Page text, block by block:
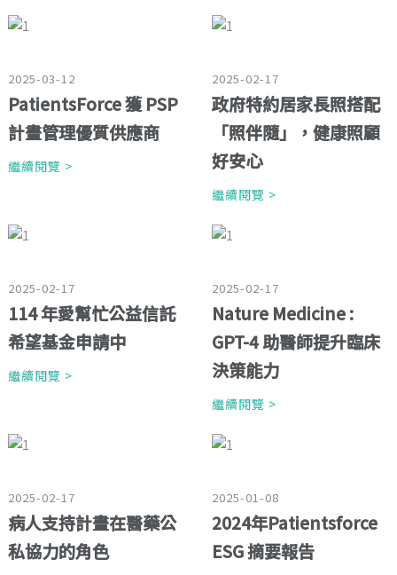
2025-03-12
PatientsForce 獲 PSP
計畫管理優質供應商
繼續閱覽 >
2025-02-17
政府特約居家長照搭配
「照伴隨」，健康照顧
好安心
繼續閱覽 >
2025-02-17
114 年愛幫忙公益信託
希望基金申請中
繼續閱覽 >
2025-02-17
Nature Medicine :
GPT-4 助醫師提升臨床
決策能力
繼續閱覽 >
2025-02-17
病人支持計畫在醫藥公
私協力的角色
2025-01-08
2024年Patientsforce
ESG 摘要報告